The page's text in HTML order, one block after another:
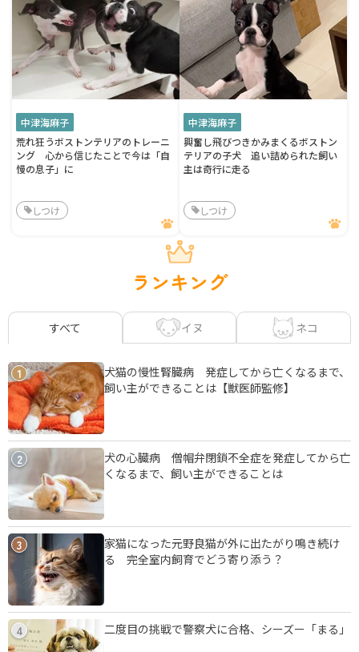
中津海麻子
荒れ狂うボストンテリアのトレーニ
ング 心から信じたことで今は「自
慢の息子」に
しつけ
中津海麻子
興奮し飛びつきかみまくるボストン
テリアの子犬 追い詰められた飼い
主は奇行に走る
しつけ
ランキング
すべて イヌ ネコ
1
犬猫の慢性腎臓病 発症してから亡くなるまで、
飼い主ができることは【獣医師監修】
2
犬の心臓病 僧帽弁閉鎖不全症を発症してから亡
くなるまで、飼い主ができることは
3
家猫になった元野良猫が外に出たがり鳴き続け
る 完全室内飼育でどう寄り添う？
4 二度目の挑戦で警察犬に合格、シーズー「まる」